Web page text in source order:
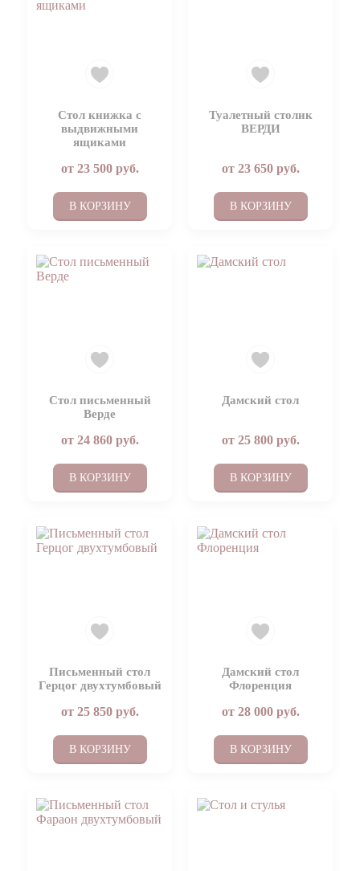
Стол книжка с
выдвижными
ящиками
от 23 500руб.
В КОРЗИНУ
Туалетный столик
ВЕРДИ
от 23 650руб.
В КОРЗИНУ
Стол письменный
Верде
от 24 860руб.
В КОРЗИНУ
Дамский стол
от 25 800руб.
В КОРЗИНУ
Письменный стол
Герцог двухтумбовый
от 25 850руб.
В КОРЗИНУ
Дамский стол
Флоренция
от 28 000руб.
В КОРЗИНУ